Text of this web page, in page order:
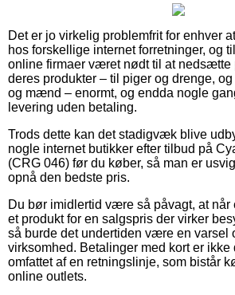
Det er jo virkelig problemfrit for enhver
hos forskellige internet forretninger, og
online firmaer været nødt til at nedsætte
deres produkter – til piger og drenge,
og mænd – enormt, og endda nogle
levering uden betaling.
Trods dette kan det stadigvæk blive
nogle internet butikker efter tilbud på
(CRG 046) før du køber, så man er
opnå den bedste pris.
Du bør imidlertid være så påvagt, at når
et produkt for en salgspris der virker
så burde det undertiden være en varsel
virksomhed. Betalinger med kort er ikke
omfattet af en retningslinje, som bistår
online outlets.